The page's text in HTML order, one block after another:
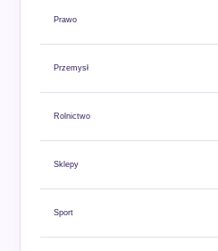
Prawo
Przemysł
Rolnictwo
Sklepy
Sport